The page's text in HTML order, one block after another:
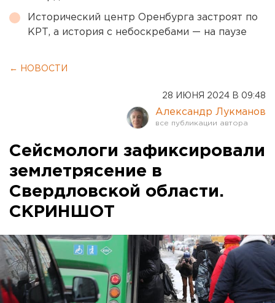
Исторический центр Оренбурга застроят по
КРТ, а история с небоскребами — на паузе
← НОВОСТИ
28 ИЮНЯ 2024 В 09:48
Александр Лукманов
Сейсмологи зафиксировали
землетрясение в
Свердловской области.
СКРИНШОТ